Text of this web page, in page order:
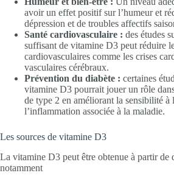
avoir un effet positif sur l’humeur et
dépression et de troubles affectifs
Santé cardiovasculaire : des études
suffisant de vitamine D3 peut réduire
cardiovasculaires comme les crises
vasculaires cérébraux.
Prévention du diabète : certaines
vitamine D3 pourrait jouer un rôle
de type 2 en améliorant la sensibilité à
l’inflammation associée à la maladie.
Les sources de vitamine D3
La vitamine D3 peut être obtenue à partir de
notamment